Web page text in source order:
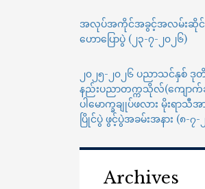
ကျောင်းသား၊
အလုပ်အကိုင်အခွင့်အလမ်းဆိုင်
ဟောပြောပွဲ (၂၃-၇-၂၀၂၆)
၂၀၂၅-၂၀၂၆ ပညာသင်နှစ်
နည်းပညာတက္ကသိုလ်(ကျော
ပါမောက္ခချုပ်ဖလား မိုးရာသီအ
ပြိုင်ပွဲ ဖွင့်ပွဲအခမ်းအနား (၈-၇-
Archives